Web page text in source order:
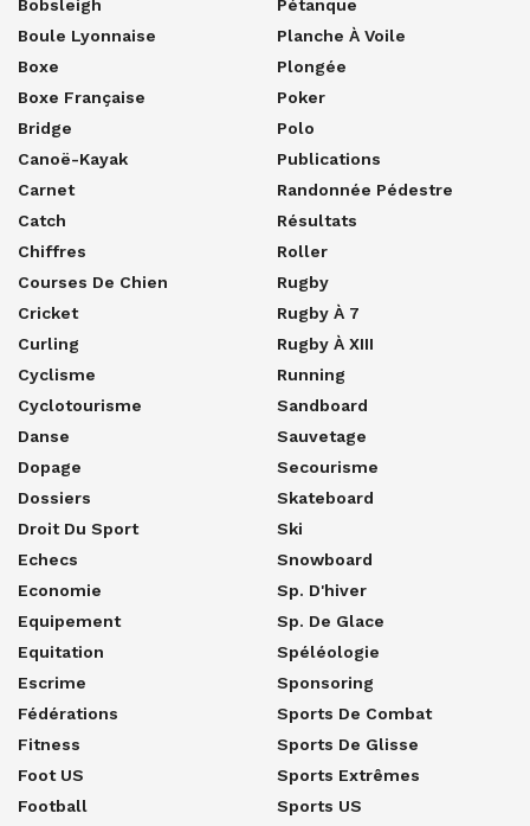
Bobsleigh
Boule Lyonnaise
Boxe
Boxe Française
Bridge
Canoë-Kayak
Carnet
Catch
Chiffres
Courses De Chien
Cricket
Curling
Cyclisme
Cyclotourisme
Danse
Dopage
Dossiers
Droit Du Sport
Echecs
Economie
Equipement
Equitation
Escrime
Fédérations
Fitness
Foot US
Football
Pétanque
Planche À Voile
Plongée
Poker
Polo
Publications
Randonnée Pédestre
Résultats
Roller
Rugby
Rugby À 7
Rugby À XIII
Running
Sandboard
Sauvetage
Secourisme
Skateboard
Ski
Snowboard
Sp. D'hiver
Sp. De Glace
Spéléologie
Sponsoring
Sports De Combat
Sports De Glisse
Sports Extrêmes
Sports US